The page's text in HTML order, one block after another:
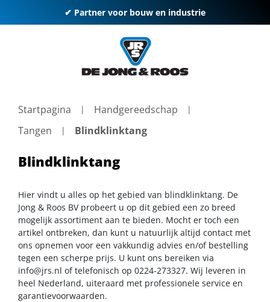
✔ Partner voor bouw en industrie
Startpagina
Handgereedschap
Tangen
Blindklinktang
Blindklinktang
Hier vindt u alles op het gebied van blindklinktang. De
Jong & Roos BV probeert u op dit gebied een zo breed
mogelijk assortiment aan te bieden. Mocht er toch een
artikel ontbreken, dan kunt u natuurlijk altijd contact met
ons opnemen voor een vakkundig advies en/of bestelling
tegen een scherpe prijs. U kunt ons bereiken via
info@jrs.nl of telefonisch op 0224-273327. Wij leveren in
heel Nederland, uiteraard met professionele service en
garantievoorwaarden.